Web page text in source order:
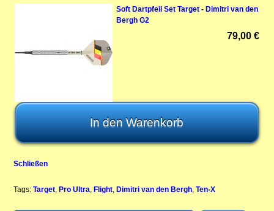
Soft Dartpfeil Set Target - Dimitri van den
Bergh G2
79,00 €
Schließen
Tags: Target, Pro Ultra, Flight, Dimitri van den Bergh,Ten-X